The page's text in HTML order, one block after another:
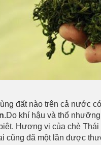
đất nào trên cả nước
.Do khí hậu và thổ
Hương vị của chè
cũng đã một lần được